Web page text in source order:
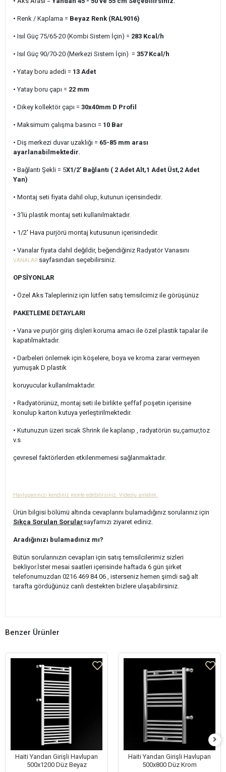
• Renk / Kaplama = Beyaz Renk (RAL9016)
• Isıl Güç 75/65-20 (Kombi Sistem İçin) = 283 Kcal/h
• Isıl Güç 90/70-20 (Merkezi Sistem İçin) = 357 Kcal/h
• Yatay boru adedi = 13 Adet
• Yatay boru çapı = 22 mm
• Dikey kollektör çapı = 30x40mm D Profil
• Maksimum çalışma basıncı = 10 Bar
• Diş merkezi duvar uzaklığı = 65-85 mm arası
ayarlanabilmektedir.
• Bağlantı Şekli = 5X1/2' Bağlantı ( 2 Adet Alt,1 Adet Üst,2 Adet
Yan)
• Montaj seti fiyata dahil olup, kutunun içerisindedir.
• 3'lü plastik montaj seti kullanılmaktadır.
• 1/2' Hava purjörü montaj kutusunun içerisindedir.
• Vanalar fiyata dahil değildir, beğendiğiniz Radyatör Vanasını
VANALAR sayfasından seçebilirsiniz.
OPSİYONLAR
• Özel Aks Talepleriniz için lütfen satış temsilcimiz ile görüşünüz
PAKETLEME DETAYLARI
• Vana ve purjör giriş dişleri koruma amacı ile özel plastik tapalar ile
kapatılmaktadır.
• Darbeleri önlemek için köşelere, boya ve kroma zarar vermeyen
yumuşak D plastik
koruyucular kullanılmaktadır.
• Radyatörünüz, montaj seti ile birlikte şeffaf poşetin içerisine
konulup karton kutuya yerleştirilmektedir.
• Kutunuzun üzeri sıcak Shrink ile kaplanıp , radyatörün su,çamur,toz
v.s
çevresel faktörlerden etkilenmemesi sağlanmaktadır.
Havlupanınızı kendiniz monte edebilirsiniz. Videolu anlatım.
Ürün bilgisi bölümü altında cevaplarını bulamadığınız sorularınız için
Sıkça Sorulan Sorularsayfamızı ziyaret ediniz.
Aradığınızı bulamadınız mı?
Bütün sorularınızın cevapları için satış temsilcilerimiz sizleri
bekliyor.İster mesai saatleri içerisinde haftada 6 gün şirket
telefonumuzdan 0216 469 84 06 , isterseniz hemen şimdi sağ alt
tarafta gördüğünüz canlı destekten bizlere ulaşabilirsiniz.
Benzer Ürünler
Haiti Yandan Girişli Havlupan
500x1200 Düz Beyaz
Haiti Yandan Girişli Havlupan
500x800 Düz Krom